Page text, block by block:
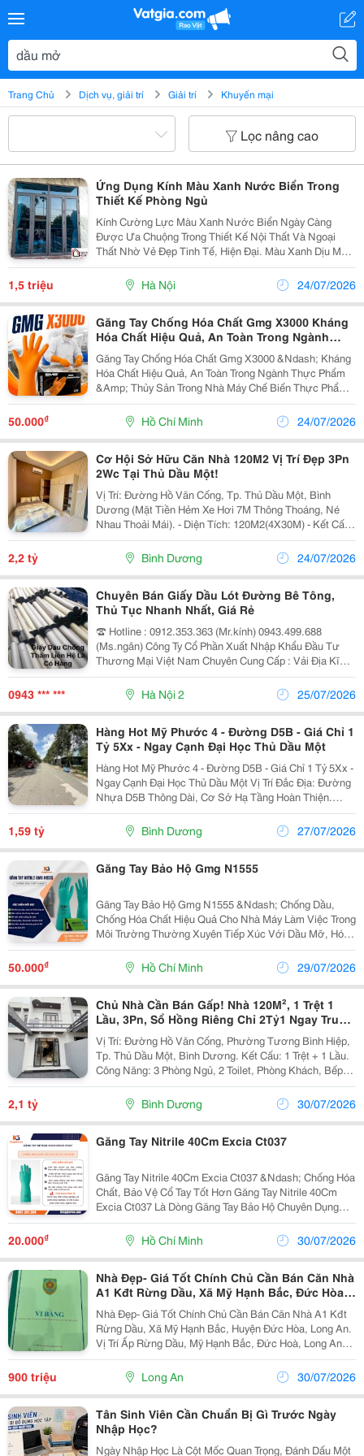
Trang Chủ Dịch vụ, giải trí Giải trí Khuyến mại
Lọc nâng cao
Ứng Dụng Kính Màu Xanh Nước Biển Trong
Thiết Kế Phòng Ngủ
Kính Cường Lực Màu Xanh Nước Biển Ngày Càng
Được Ưa Chuộng Trong Thiết Kế Nội Thất Và Ngoại
Thất Nhờ Vẻ Đẹp Tinh Tế, Hiện Đại. Màu Xanh Dịu Mát
Không Chỉ Mang Đến Cảm Giác Thư Giãn, Gần Gũi Với
Thiên Nhiên Mà Còn Giúp Không Gian Trở Nên Rộng
1,5 triệu Hà Nội 24/07/2026
Găng Tay Chống Hóa Chất Gmg X3000 Kháng
Hóa Chất Hiệu Quả, An Toàn Trong Ngành
Thực Phẩm & Thủy Sản
Găng Tay Chống Hóa Chất Gmg X3000 &Ndash; Kháng
Hóa Chất Hiệu Quả, An Toàn Trong Ngành Thực Phẩm
&Amp; Thủy Sản Trong Nhà Máy Chế Biến Thực Phẩm
Và Thủy Hải Sản, Người Lao Động Thường Xuyên Tiếp
Xúc Với Hóa Chất Vệ Sinh, Chất Tẩy Rửa, Dầu Mỡ Và
50.000₫ Hồ Chí Minh 24/07/2026
Cơ Hội Sở Hữu Căn Nhà 120M2 Vị Trí Đẹp 3Pn
2Wc Tại Thủ Dầu Một!
Vị Trí: Đường Hồ Văn Cống, Tp. Thủ Dầu Một, Bình
Dương (Mặt Tiền Hẻm Xe Hơi 7M Thông Thoáng, Né
Nhau Thoải Mái). - Diện Tích: 120M2(4X30M) - Kết Cấu:
1 Trệt 1 Lầu, 3Pn-2Wc, Thiết Kế Hiện Đại, Tối Ưu Không
Gian Sống. Pháp Lý : Sổ Hồng Riêng, Pháp Lý...
2,2 tỷ Bình Dương 24/07/2026
Chuyên Bán Giấy Dầu Lót Đường Bê Tông,
Thủ Tục Nhanh Nhất, Giá Rẻ
☎ Hotline : 0912.353.363 (Mr.kính) 0943.499.688
(Ms.ngân) Công Ty Cổ Phần Xuất Nhập Khẩu Đầu Tư
Thương Mại Việt Nam Chuyên Cung Cấp : Vải Địa Kĩ
Thuật, Giấy Dầu, Tấm Alu, Dầu Máy Biến Thế, Vỉ Thoát
Nước, Matit Chèn Khe, Lưới Địa Kỹ Thuật Cốt...
0943 *** *** Hà Nội 2 25/07/2026
Hàng Hot Mỹ Phước 4 - Đường D5B - Giá Chỉ 1
Tỷ 5Xx - Ngay Cạnh Đại Học Thủ Dầu Một
Hàng Hot Mỹ Phước 4 - Đường D5B - Giá Chỉ 1 Tỷ 5Xx -
Ngay Cạnh Đại Học Thủ Dầu Một Vị Trí Đắc Địa: Đường
Nhựa D5B Thông Dài, Cơ Sở Hạ Tầng Hoàn Thiện.
Nằm Ngay Sát Dự Án Chợ Và Trường Đại Học Thủ Dầu
Một , Tiềm Năng Kinh Doanh, Cho Thuê Trọ Hoặc...
1,59 tỷ Bình Dương 27/07/2026
Găng Tay Bảo Hộ Gmg N1555
Găng Tay Bảo Hộ Gmg N1555 &Ndash; Chống Dầu,
Chống Hóa Chất Hiệu Quả Cho Nhà Máy Làm Việc Trong
Môi Trường Thường Xuyên Tiếp Xúc Với Dầu Mỡ, Hóa
Chất Và Dung Môi Đòi Hỏi Một Đôi Găng Tay Có Khả
Năng Bảo Vệ Tối Ưu. Gmg N1555 Được Sản Xuất Từ
Nitrile...
50.000₫ Hồ Chí Minh 29/07/2026
Chủ Nhà Cần Bán Gấp! Nhà 120M², 1 Trệt 1
Lầu, 3Pn, Sổ Hồng Riêng Chỉ 2Tỷ1 Ngay Trung
Tâm Thủ Dầu Một
Vị Trí: Đường Hồ Văn Cống, Phường Tương Bình Hiệp,
Tp. Thủ Dầu Một, Bình Dương. Kết Cấu: 1 Trệt + 1 Lầu. ️
Công Năng: 3 Phòng Ngủ, 2 Toilet, Phòng Khách, Bếp,
Phòng Thờ, Sân Trước 5M Đậu Xe Hơi, Sân Sau 10M
Rộng Rãi. Diện Tích: 4 X 30M...
2,1 tỷ Bình Dương 30/07/2026
Găng Tay Nitrile 40Cm Excia Ct037
Găng Tay Nitrile 40Cm Excia Ct037 &Ndash; Chống Hóa
Chất, Bảo Vệ Cổ Tay Tốt Hơn Găng Tay Nitrile 40Cm
Excia Ct037 Là Dòng Găng Tay Bảo Hộ Chuyên Dụng
Dành Cho Môi Trường Tiếp Xúc Hóa Chất, Dầu Mỡ Và
Dung Môi Công Nghiệp. Với Thiết Kế Dài Đến 40Cm,...
20.000₫ Hồ Chí Minh 30/07/2026
Nhà Đẹp- Giá Tốt Chính Chủ Cần Bán Căn Nhà
A1 Kđt Rừng Dầu, Xã Mỹ Hạnh Bắc, Đức Hòa,
Long An
Nhà Đẹp- Giá Tốt Chính Chủ Cần Bán Căn Nhà A1 Kđt
Rừng Dầu, Xã Mỹ Hạnh Bắc, Huyện Đức Hòa, Long An.
Vị Trí Ấp Rừng Dầu, Mỹ Hạnh Bắc, Đức Hoà, Long An
(Nay Thuộc Mỹ Hạnh, Tây Ninh). Diện Tích Sử Dụng
70M2. Giá Bán : 900 Triệu ( Có Thương Lượng...
900 triệu Long An 30/07/2026
Tân Sinh Viên Cần Chuẩn Bị Gì Trước Ngày
Nhập Học?
Ngày Nhập Học Là Cột Mốc Quan Trọng, Đánh Dấu Một